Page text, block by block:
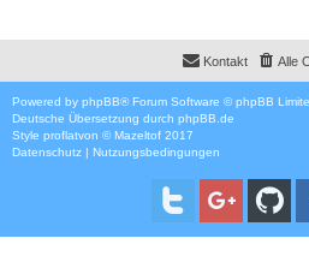
Alle
Kontakt
Powered by phpBB® Forum Software © phpBB
Deutsche Übersetzung durch phpBB.de
Style proflatvon ©Mazeltof 2017
Datenschutz | Nutzungsbedingungen